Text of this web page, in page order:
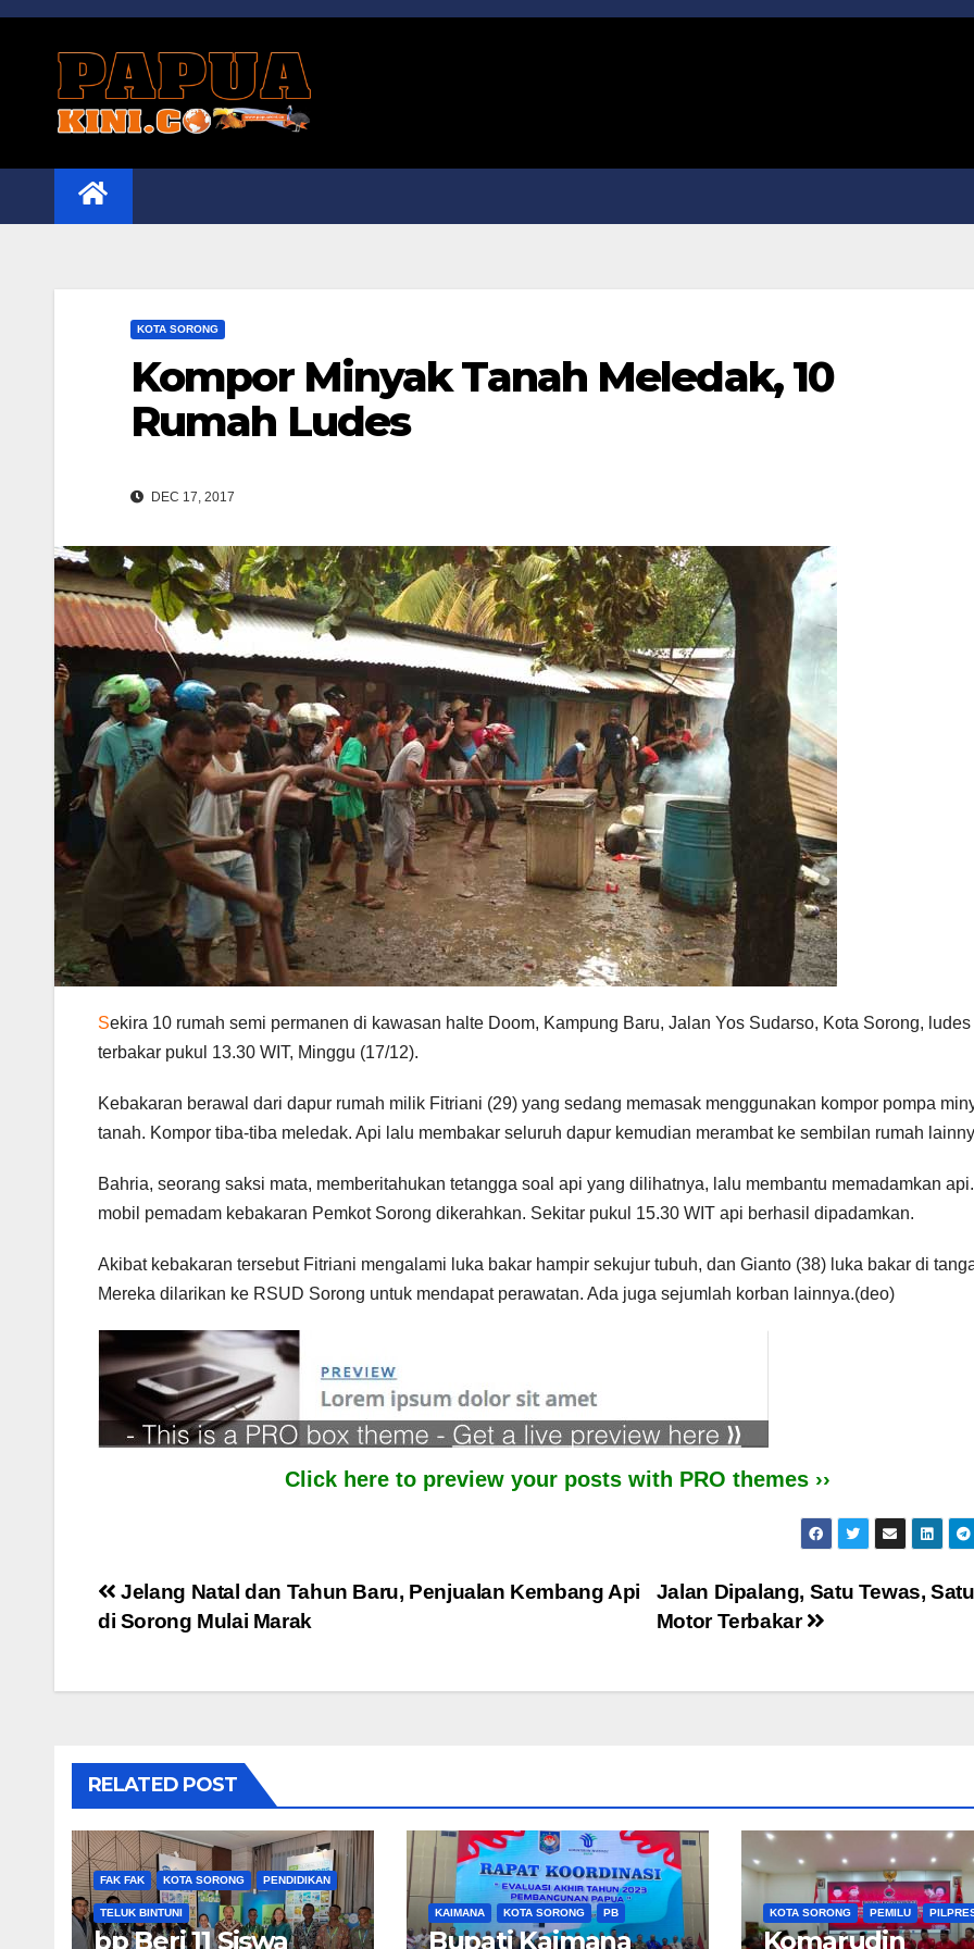
Skip
KOTA SORONG
Kompor Minyak Tanah Meledak, 10
Rumah Ludes
DEC 17, 2017
Sekira 10 rumah semi permanen di kawasan halte Doom, Kampung Baru, Jalan Yos Sudarso, Kota Sorong, ludes
terbakar pukul 13.30 WIT, Minggu (17/12).
Kebakaran berawal dari dapur rumah milik Fitriani (29) yang sedang memasak menggunakan kompor pompa
tanah. Kompor tiba-tiba meledak. Api lalu membakar seluruh dapur kemudian merambat ke sembilan rumah
Bahria, seorang saksi mata, memberitahukan tetangga soal api yang dilihatnya, lalu membantu memadamkan
mobil pemadam kebakaran Pemkot Sorong dikerahkan. Sekitar pukul 15.30 WIT api berhasil dipadamkan.
Akibat kebakaran tersebut Fitriani mengalami luka bakar hampir sekujur tubuh, dan Gianto (38) luka bakar di
Mereka dilarikan ke RSUD Sorong untuk mendapat perawatan. Ada juga sejumlah korban lainnya.(deo)
Click here to preview your posts with PRO themes ››
Post
navigation
Jalan Dipalang, Satu Tewas, Satu
Motor Terbakar
Jelang Natal dan Tahun Baru, Penjualan Kembang Api
di Sorong Mulai Marak
RELATED POST
FAK FAK KOTA SORONG PENDIDIKAN
TELUK BINTUNI
bp Beri 11 Siswa
KAIMANA KOTA SORONG PB
Bupati Kaimana
KOTA SORONG PEMILU
Komarudin